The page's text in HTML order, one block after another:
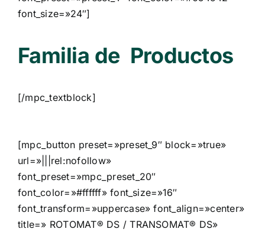
font_size=»24″]
Familia de Productos
[/mpc_textblock]
[mpc_button preset=»preset_9″ block=»true»
url=»|||rel:nofollow»
font_preset=»mpc_preset_20″
font_color=»#ffffff» font_size=»16″
font_transform=»uppercase» font_align=»center»
title=» ROTOMAT® DS / TRANSOMAT® DS»